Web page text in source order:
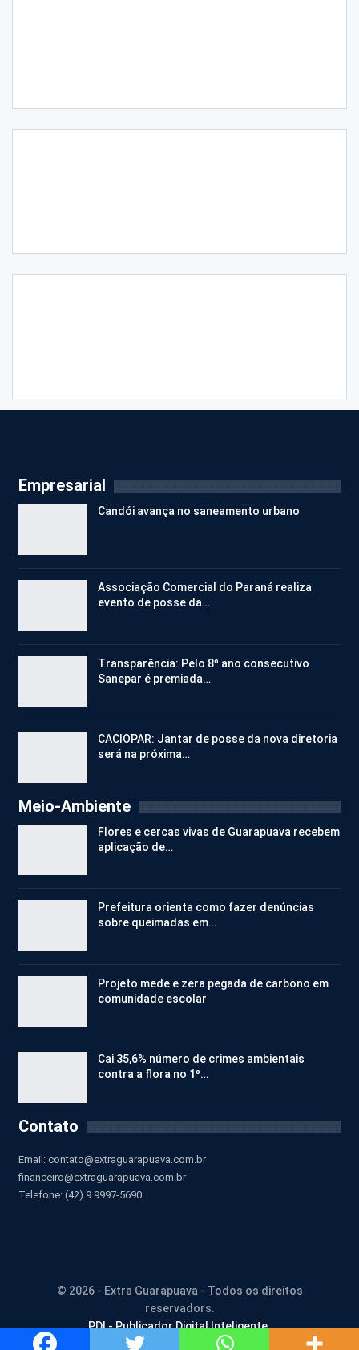
Empresarial
Candói avança no saneamento urbano
Associação Comercial do Paraná realiza
evento de posse da…
Transparência: Pelo 8º ano consecutivo
Sanepar é premiada…
CACIOPAR: Jantar de posse da nova diretoria
será na próxima…
Meio-Ambiente
Flores e cercas vivas de Guarapuava recebem
aplicação de…
Prefeitura orienta como fazer denúncias
sobre queimadas em…
Projeto mede e zera pegada de carbono em
comunidade escolar
Cai 35,6% número de crimes ambientais
contra a flora no 1º…
Contato
Email: contato@extraguarapuava.com.br
financeiro@extraguarapuava.com.br
Telefone: (42) 9 9997-5690
© 2026 - Extra Guarapuava - Todos os direitos
reservadors.
PDI - Publicador Digital Inteligente.